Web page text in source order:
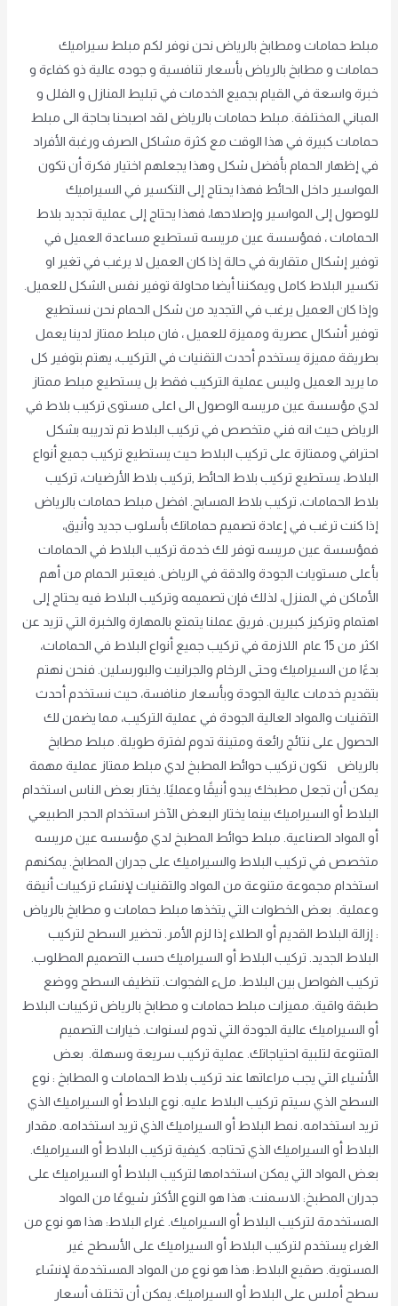
مبلط حمامات ومطابخ بالرياض نحن نوفر لكم مبلط سيراميك
حمامات و مطابخ بالرياض بأسعار تنافسية و جوده عالية ذو كفاءة و
خبرة واسعة في القيام بجميع الخدمات في تبليط المنازل و الفلل و
المباني المختلفة. مبلط حمامات بالرياض لقد اصبحنا بحاجة الى مبلط
حمامات كبيرة في هذا الوقت مع كثرة مشاكل الصرف ورغبة الأفراد
في إظهار الحمام بأفضل شكل وهذا يجعلهم اختيار فكرة أن تكون
المواسير داخل الحائط فهذا يحتاج إلى التكسير في السيراميك
للوصول إلى المواسير وإصلاحها، فهذا يحتاج إلى عملية تجديد بلاط
الحمامات ، فمؤسسة عين مريسه تستطيع مساعدة العميل في
توفير إشكال متقاربة في حالة إذا كان العميل لا يرغب في تغير او
تكسير البلاط كامل ويمكننا أيضا محاولة توفير نفس الشكل للعميل.
وإذا كان العميل يرغب في التجديد من شكل الحمام نحن نستطيع
توفير أشكال عصرية ومميزة للعميل ، فان مبلط ممتاز لدينا يعمل
بطريقة مميزة يستخدم أحدث التقنيات في التركيب، يهتم بتوفير كل
ما يريد العميل وليس عملية التركيب فقط بل يستطيع مبلط ممتاز
لدي مؤسسة عين مريسه الوصول الى اعلى مستوى تركيب بلاط في
الرياض حيث انه فني متخصص في تركيب البلاط تم تدريبه بشكل
احترافي وممتازة على تركيب البلاط حيث يستطيع تركيب جميع أنواع
البلاط، يستطيع تركيب بلاط الحائط ,تركيب بلاط الأرضيات، تركيب
بلاط الحمامات، تركيب بلاط المسابح. افضل مبلط حمامات بالرياض
إذا كنت ترغب في إعادة تصميم حماماتك بأسلوب جديد وأنيق،
فمؤسسة عين مريسه توفر لك خدمة تركيب البلاط في الحمامات
بأعلى مستويات الجودة والدقة في الرياض. فيعتبر الحمام من أهم
الأماكن في المنزل، لذلك فإن تصميمه وتركيب البلاط فيه يحتاج إلى
اهتمام وتركيز كبيرين. فريق عملنا يتمتع بالمهارة والخبرة التي تزيد عن
اكثر من 15 عام اللازمة في تركيب جميع أنواع البلاط في الحمامات،
بدءًا من السيراميك وحتى الرخام والجرانيت والبورسلين. فنحن نهتم
بتقديم خدمات عالية الجودة وبأسعار منافسة، حيث نستخدم أحدث
التقنيات والمواد العالية الجودة في عملية التركيب، مما يضمن لك
الحصول على نتائج رائعة ومتينة تدوم لفترة طويلة. مبلط مطابخ
بالرياض تكون تركيب حوائط المطبخ لدي مبلط ممتاز عملية مهمة
يمكن أن تجعل مطبخك يبدو أنيقًا وعمليًا. يختار بعض الناس استخدام
البلاط أو السيراميك بينما يختار البعض الآخر استخدام الحجر الطبيعي
أو المواد الصناعية. مبلط حوائط المطبخ لدي مؤسسه عين مريسه
متخصص في تركيب البلاط والسيراميك على جدران المطابخ. يمكنهم
استخدام مجموعة متنوعة من المواد والتقنيات لإنشاء تركيبات أنيقة
وعملية. بعض الخطوات التي يتخذها مبلط حمامات و مطابخ بالرياض
: إزالة البلاط القديم أو الطلاء إذا لزم الأمر. تحضير السطح لتركيب
البلاط الجديد. تركيب البلاط أو السيراميك حسب التصميم المطلوب.
تركيب الفواصل بين البلاط. ملء الفجوات. تنظيف السطح ووضع
طبقة واقية. مميزات مبلط حمامات و مطابخ بالرياض تركيبات البلاط
أو السيراميك عالية الجودة التي تدوم لسنوات. خيارات التصميم
المتنوعة لتلبية احتياجاتك. عملية تركيب سريعة وسهلة. بعض
الأشياء التي يجب مراعاتها عند تركيب بلاط الحمامات و المطابخ : نوع
السطح الذي سيتم تركيب البلاط عليه. نوع البلاط أو السيراميك الذي
تريد استخدامه. نمط البلاط أو السيراميك الذي تريد استخدامه. مقدار
البلاط أو السيراميك الذي تحتاجه. كيفية تركيب البلاط أو السيراميك.
بعض المواد التي يمكن استخدامها لتركيب البلاط أو السيراميك على
جدران المطبخ: الاسمنت: هذا هو النوع الأكثر شيوعًا من المواد
المستخدمة لتركيب البلاط أو السيراميك. غراء البلاط: هذا هو نوع من
الغراء يستخدم لتركيب البلاط أو السيراميك على الأسطح غير
المستوية. صقيع البلاط: هذا هو نوع من المواد المستخدمة لإنشاء
سطح أملس على البلاط أو السيراميك. يمكن أن تختلف أسعار